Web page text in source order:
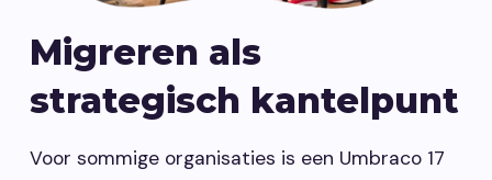
Migreren als
strategisch kantelpunt
Voor sommige organisaties is een Umbraco 17